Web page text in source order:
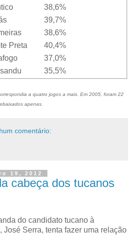
38,6%
39,7%
38,6%
Preta
40,4%
37,0%
35,5%
a quatro jogos a mais. Em 2005, foram 22
apenas.
comentário:
19, 2012
cabeça dos tucanos
do candidato tucano à
José Serra, tenta fazer uma relação